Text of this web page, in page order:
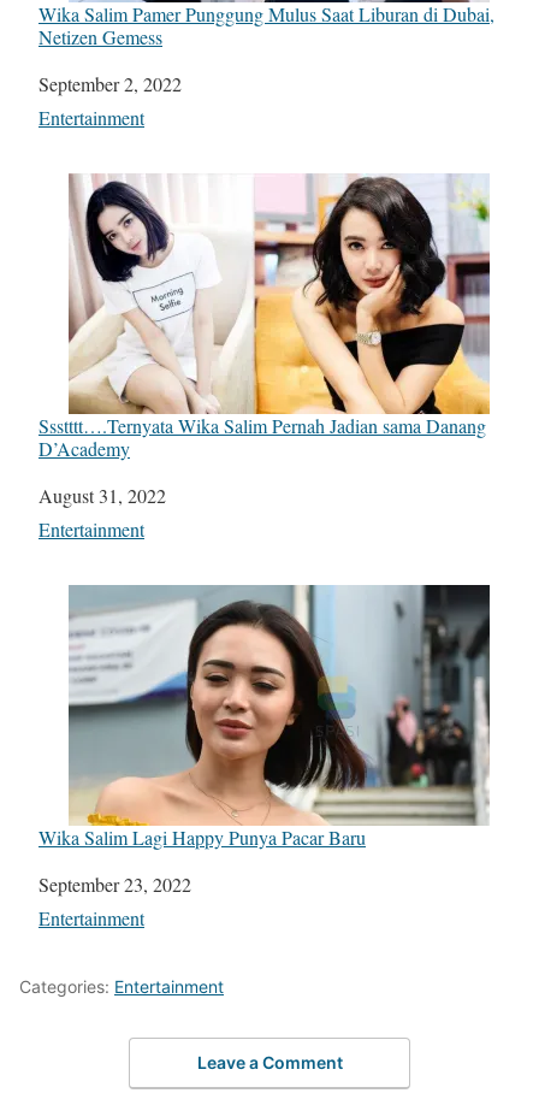
Wika Salim Pamer Punggung Mulus Saat Liburan di Dubai,
Netizen Gemess
Date
September 2, 2022
In relation to
Entertainment
Ssstttt….Ternyata Wika Salim Pernah Jadian sama Danang
D’Academy
Date
August 31, 2022
In relation to
Entertainment
Wika Salim Lagi Happy Punya Pacar Baru
Date
September 23, 2022
In relation to
Entertainment
Categories: Entertainment
Leave a Comment